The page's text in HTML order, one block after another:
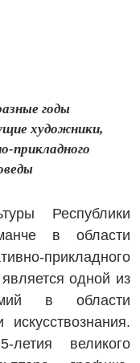
годы
художники,
прикладного
Республики
в области
прикладного
одной из
в области
искусствознания.
великого